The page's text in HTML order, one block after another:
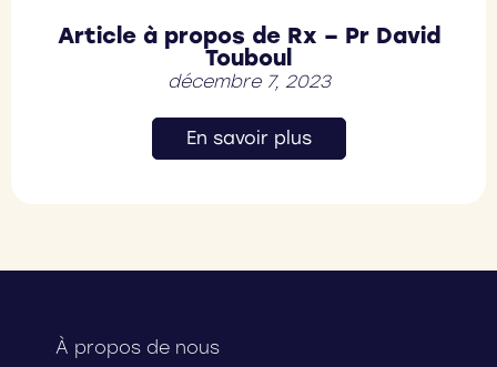
Article à propos de Rx – Pr David
Touboul
décembre 7, 2023
En savoir plus
À propos de nous